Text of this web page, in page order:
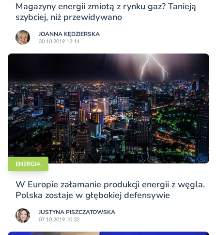
Magazyny energii zmiotą z rynku gaz? Tanieją
szybciej, niż przewidywano
JOANNA KĘDZIERSKA
30.10.2019 12:14
ENERGIA
W Europie załamanie produkcji energii z węgla.
Polska zostaje w głębokiej defensywie
JUSTYNA PISZCZATOWSKA
07.10.2019 10:32